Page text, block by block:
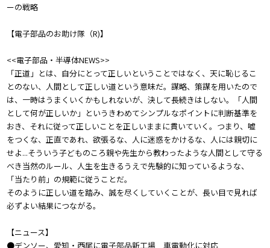
ーの戦略
【電子部品のお助け隊（R)】
<<電子部品・半導体NEWS>>
「正道」とは、自分にとって正しいということではなく、天に恥じるこ
とのない、人間として正しい道という意味だ。謀略、策謀を用いたので
は、一時はうまくいくかもしれないが、決して長続きはしない。「人間
として何が正しいか」というきわめてシンプルなポイントに判断基準を
おき、それに従って正しいことを正しいままに貫いていく。つまり、嘘
をつくな、正直であれ、欲張るな、人に迷惑をかけるな、人には親切に
せよ...そういう子どものころ親や先生から教わったような人間として守る
べき当然のルール、人生を生きるうえで先験的に知っているような、
「当たり前」の規範に従うことだ。
そのように正しい道を踏み、誠を尽くしていくことが、長い目で見れば
必ずよい結果につながる。
【ニュース】
●デンソー、愛知・西尾に電子部品新工場 車電動化に対応